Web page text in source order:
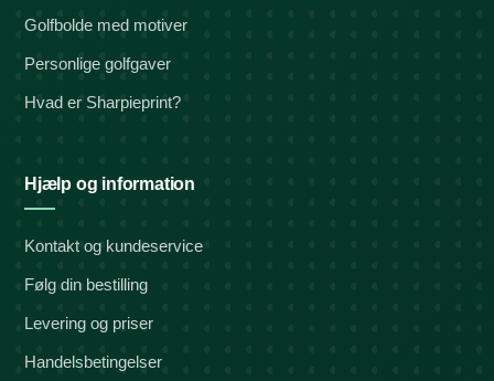
Golfbolde med motiver
Personlige golfgaver
Hvad er Sharpieprint?
Hjælp og information
Kontakt og kundeservice
Følg din bestilling
Levering og priser
Handelsbetingelser